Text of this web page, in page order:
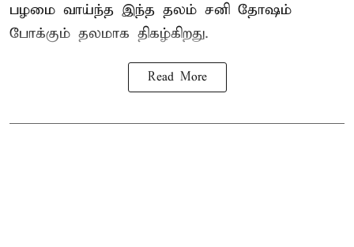
பழமை வாய்ந்த இந்த தலம் சனி தோஷம்
போக்கும் தலமாக திகழ்கிறது.
Read More